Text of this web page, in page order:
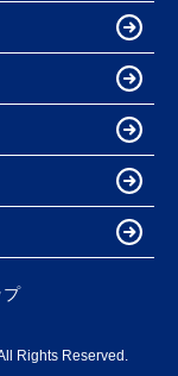
プ
Rights Reserved.